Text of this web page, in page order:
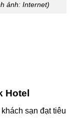
ảnh: Internet)
Hotel
sạn đạt tiêu